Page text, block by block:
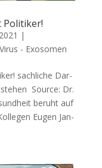
Politiker!
|
Virus - Exosomen
sach­li­che Dar­
Source: Dr.
beruht auf
Eugen Jan­